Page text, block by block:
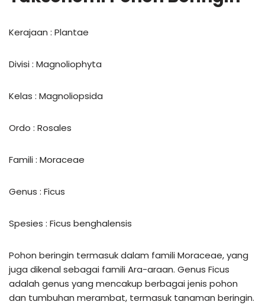
Kerajaan : Plantae
Divisi : Magnoliophyta
Kelas : Magnoliopsida
Ordo : Rosales
Famili : Moraceae
Genus : Ficus
Spesies : Ficus benghalensis
Pohon beringin termasuk dalam famili Moraceae, yang
juga dikenal sebagai famili Ara-araan. Genus Ficus
adalah genus yang mencakup berbagai jenis pohon
dan tumbuhan merambat, termasuk tanaman beringin.